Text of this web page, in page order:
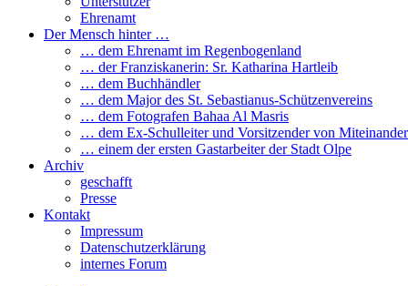
Ehrenamt
Der Mensch hinter …
… dem Ehrenamt im Regenbogenland
… der Franziskanerin: Sr. Katharina Hartleib
… dem Buchhändler
… dem Major des St. Sebastianus-Schützenvereins
… dem Fotografen Bahaa Al Masris
… dem Ex-Schulleiter und Vorsitzender von
… einem der ersten Gastarbeiter der Stadt Olpe
Archiv
geschafft
Presse
Kontakt
Impressum
Datenschutzerklärung
internes Forum